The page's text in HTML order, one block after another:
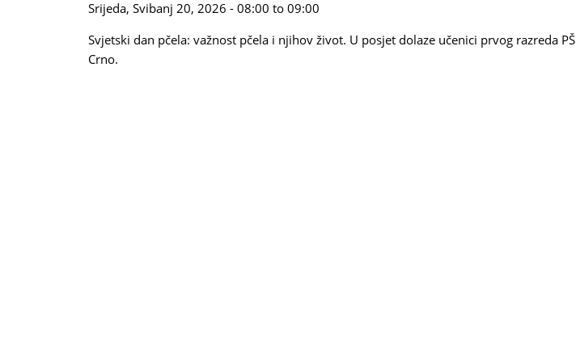
Srijeda, Svibanj 20, 2026 - 08:00 to 09:00
Svjetski dan pčela: važnost pčela i njihov život. U posjet dolaze učenici prvog razreda PŠ
Crno.